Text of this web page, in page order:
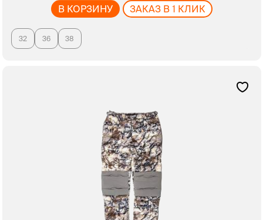
В КОРЗИНУ ЗАКАЗ В 1 КЛИК
32 36 38